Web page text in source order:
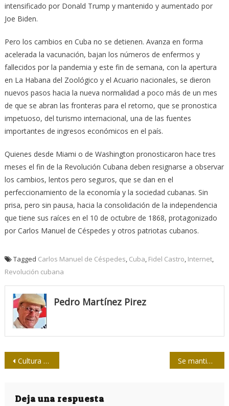
intensificado por Donald Trump y mantenido y aumentado por
Joe Biden.
Pero los cambios en Cuba no se detienen. Avanza en forma
acelerada la vacunación, bajan los números de enfermos y
fallecidos por la pandemia y este fin de semana, con la apertura
en La Habana del Zoológico y el Acuario nacionales, se dieron
nuevos pasos hacia la nueva normalidad a poco más de un mes
de que se abran las fronteras para el retorno, que se pronostica
impetuoso, del turismo internacional, una de las fuentes
importantes de ingresos económicos en el país.
Quienes desde Miami o de Washington pronosticaron hace tres
meses el fin de la Revolución Cubana deben resignarse a observar
los cambios, lentos pero seguros, que se dan en el
perfeccionamiento de la economía y la sociedad cubanas. Sin
prisa, pero sin pausa, hacia la consolidación de la independencia
que tiene sus raíces en el 10 de octubre de 1868, protagonizado
por Carlos Manuel de Céspedes y otros patriotas cubanos.
Tagged Carlos Manuel de Céspedes, Cuba, Fidel Castro, Internet,
Revolución cubana
Pedro Martínez Pirez
Navegación
entradas
Cultura de la calidad en la televisión pública Se mantiene en Cuba tendencia a la disminución de casos de COVID-19
Deja una respuesta